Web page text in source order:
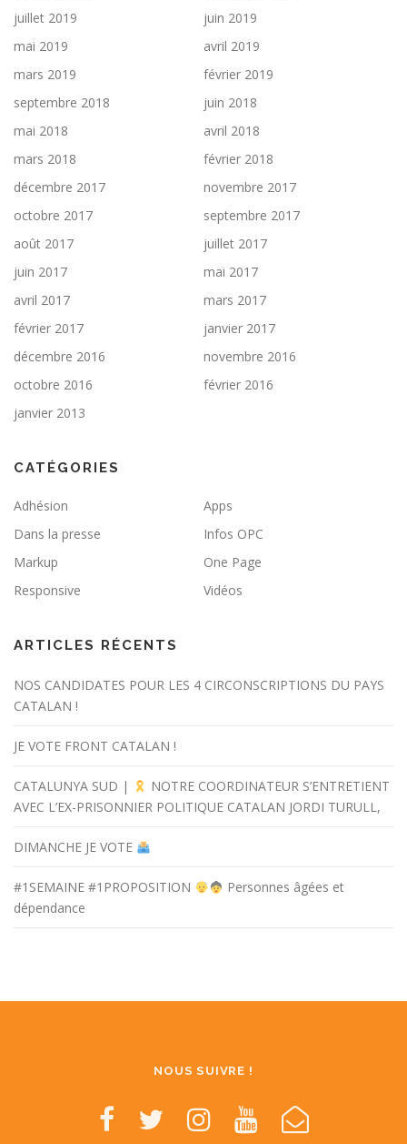
juillet 2019
juin 2019
mai 2019
avril 2019
mars 2019
février 2019
septembre 2018
juin 2018
mai 2018
avril 2018
mars 2018
février 2018
décembre 2017
novembre 2017
octobre 2017
septembre 2017
août 2017
juillet 2017
juin 2017
mai 2017
avril 2017
mars 2017
février 2017
janvier 2017
décembre 2016
novembre 2016
octobre 2016
février 2016
janvier 2013
CATÉGORIES
Adhésion
Apps
Dans la presse
Infos OPC
Markup
One Page
Responsive
Vidéos
ARTICLES RÉCENTS
NOS CANDIDATES POUR LES 4 CIRCONSCRIPTIONS DU PAYS
CATALAN !
JE VOTE FRONT CATALAN !
CATALUNYA SUD |
NOTRE COORDINATEUR S’ENTRETIENT
AVEC L’EX-PRISONNIER POLITIQUE CATALAN JORDI TURULL,
DIMANCHE JE VOTE
#1SEMAINE #1PROPOSITION
Personnes âgées et
dépendance
NOUS SUIVRE !